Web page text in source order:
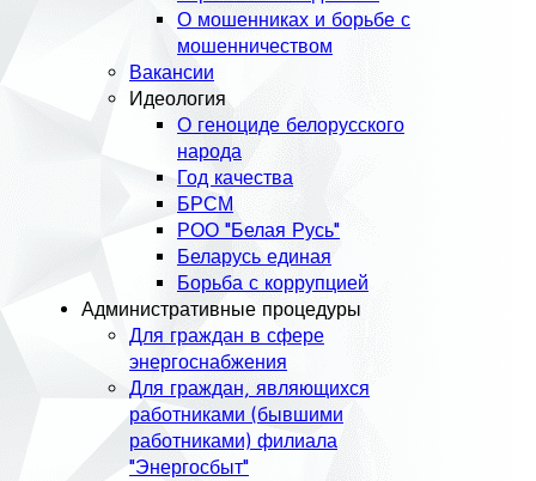
О мошенниках и борьбе с
мошенничеством
Вакансии
Идеология
О геноциде белорусского
народа
Год качества
БРСМ
РОО "Белая Русь"
Беларусь единая
Борьба с коррупцией
Административные процедуры
Для граждан в сфере
энергоснабжения
Для граждан, являющихся
работниками (бывшими
работниками) филиала
"Энергосбыт"